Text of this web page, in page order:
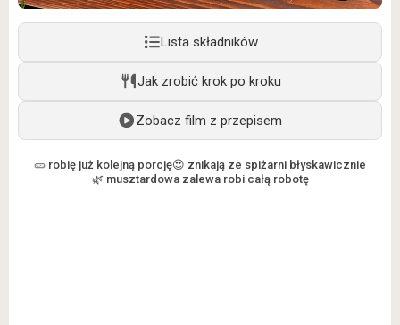
Lista składników
Jak zrobić krok po kroku
Zobacz film z przepisem
🥒 robię już kolejną porcję😍 znikają ze spiżarni błyskawicznie
🌿 musztardowa zalewa robi całą robotę